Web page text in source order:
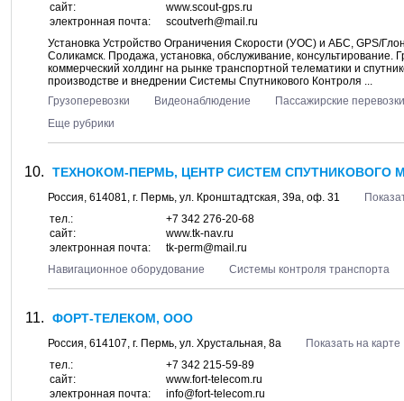
сайт:
www.scout-gps.ru
электронная почта:
scoutverh@mail.ru
Установка Устройство Ограничения Скорости (УОС) и АБС, GPS/
Соликамск. Продажа, установка, обслуживание, консультирование.
коммерческий холдинг на рынке транспортной телематики и
производстве и внедрении Системы Спутникового Контроля ...
Грузоперевозки
Видеонаблюдение
Пассажирские перевозки
Еще рубрики
ТЕХНОКОМ-ПЕРМЬ, ЦЕНТР СИСТЕМ СПУТНИКОВОГО
Россия, 614081, г. Пермь, ул. Кронштадтская, 39а, оф. 31
тел.:
+7 342 276-20-68
сайт:
www.tk-nav.ru
электронная почта:
tk-perm@mail.ru
Навигационное оборудование
Системы контроля транспорта
ФОРТ-ТЕЛЕКОМ, ООО
Россия, 614107, г. Пермь, ул. Хрустальная, 8а
Показать на карте
тел.:
+7 342 215-59-89
сайт:
www.fort-telecom.ru
электронная почта:
info@fort-telecom.ru